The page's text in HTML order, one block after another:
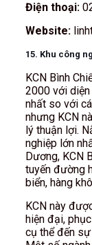
Điện thoại:
Website:
15. Khu công
KCN Bình
2000 với
nhất so với
nhưng KCN
lý thuận lợi.
nghiệp lớn
Dương, KCN
tuyến đường
biển, hàng
KCN này
hiện đại,
cụ thể đến